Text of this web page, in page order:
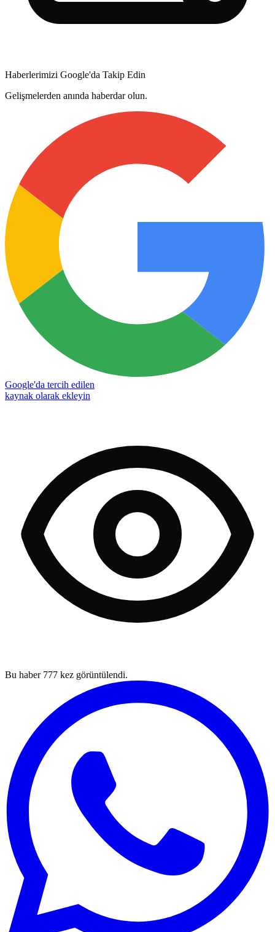
Haberlerimizi Google'da Takip Edin
Gelişmelerden anında haberdar olun.
Google'da tercih edilen
kaynak olarak ekleyin
Bu haber 777 kez görüntülendi.